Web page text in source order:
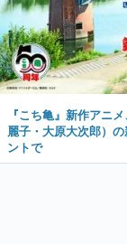
『こち亀』新作アニ
麗子・大原大次郎）
ントで